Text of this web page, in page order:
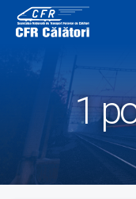
content
1